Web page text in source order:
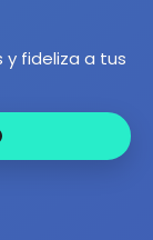
fideliza a tus